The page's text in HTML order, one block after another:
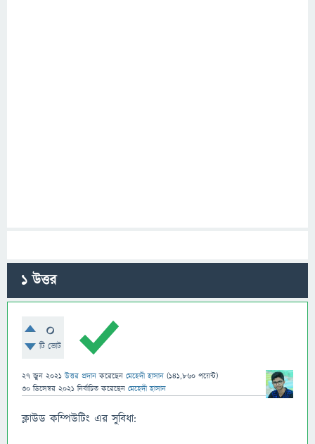
1উত্তর
0
টি ভোট
27 জুন 2021 উত্তর প্রদান করেছেন মেহেদী হাসান (141,860 পয়েন্ট)
30 ডিসেম্বর 2021 নির্বাচিত করেছেন মেহেদী হাসান
ক্লাউড কম্পিউটিং এর সুবিধা: